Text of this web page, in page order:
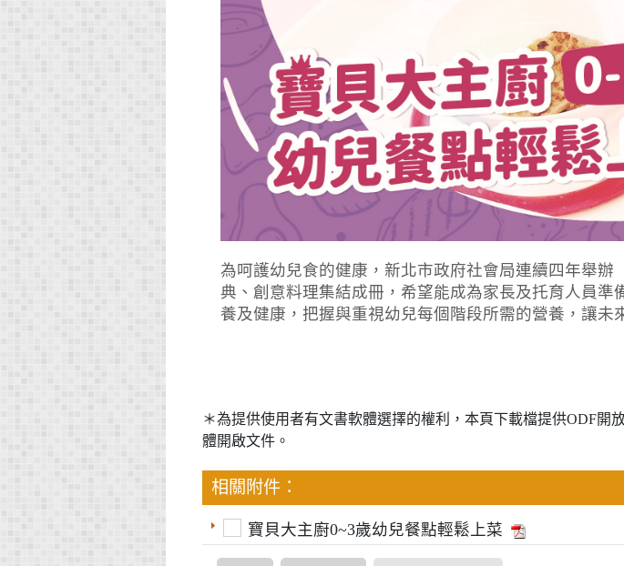
為呵護幼兒食的健康，新北市政府社會局連續四年舉
典、創意料理集結成冊，希望能成為家長及托育人員
養及健康，把握與重視幼兒每個階段所需的營養，讓未
＊為提供使用者有文書軟體選擇的權利，本頁下載檔提供ODF開
體開啟文件。
相關附件：
寶貝大主廚0~3歲幼兒餐點輕鬆上菜